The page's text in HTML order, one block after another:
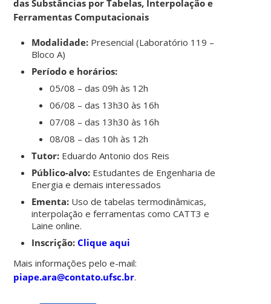
das Substâncias por Tabelas, Interpolação e
Ferramentas Computacionais
Modalidade: Presencial (Laboratório 119 –
Bloco A)
Período e horários:
05/08 – das 09h às 12h
06/08 – das 13h30 às 16h
07/08 – das 13h30 às 16h
08/08 – das 10h às 12h
Tutor: Eduardo Antonio dos Reis
Público-alvo: Estudantes de Engenharia de
Energia e demais interessados
Ementa: Uso de tabelas termodinâmicas,
interpolação e ferramentas como CATT3 e
Laine online.
Inscrição: Clique aqui
Mais informações pelo e-mail:
piape.ara@contato.ufsc.br.